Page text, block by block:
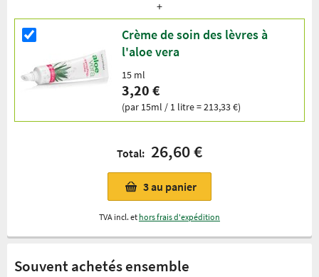
Crème de soin des lèvres à
l'aloe vera
15 ml
3,20 €
(par 15ml / 1 litre = 213,33 €)
Total: 26,60 €
3au panier
TVA incl. et hors frais d'expédition
Souvent achetés ensemble